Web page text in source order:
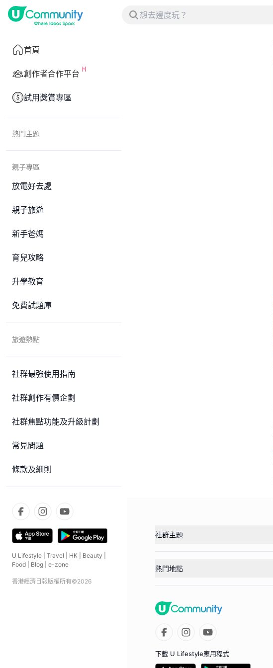
首頁
創作者合作平台
試用獎賞專區
熱門主題
親子專區
放電好去處
親子旅遊
新手爸媽
育兒攻略
升學教育
免費試題庫
旅遊熱點
社群最強使用指南
社群創作有價企劃
社群焦點功能及升級計劃
常見問題
條款及細則
U Lifestyle Travel HK Beauty
Food
Blog e-zone
香港經濟日報版權所有©2026
社群主題
熱門地點
下載 U Lifestyle應用程式